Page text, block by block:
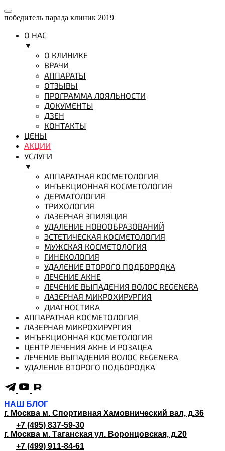
победитель парада клиник 2019
О НАС
▼
О КЛИНИКЕ
ВРАЧИ
АППАРАТЫ
ОТЗЫВЫ
ПРОГРАММА ЛОЯЛЬНОСТИ
ДОКУМЕНТЫ
ДЗЕН
КОНТАКТЫ
ЦЕНЫ
АКЦИИ
УСЛУГИ
▼
АППАРАТНАЯ КОСМЕТОЛОГИЯ
ИНЪЕКЦИОННАЯ КОСМЕТОЛОГИЯ
ДЕРМАТОЛОГИЯ
ТРИХОЛОГИЯ
ЛАЗЕРНАЯ ЭПИЛЯЦИЯ
УДАЛЕНИЕ НОВООБРАЗОВАНИЙ
ЭСТЕТИЧЕСКАЯ КОСМЕТОЛОГИЯ
МУЖСКАЯ КОСМЕТОЛОГИЯ
ГИНЕКОЛОГИЯ
УДАЛЕНИЕ ВТОРОГО ПОДБОРОДКА
ЛЕЧЕНИЕ АКНЕ
ЛЕЧЕНИЕ ВЫПАДЕНИЯ ВОЛОС REGENERA
ЛАЗЕРНАЯ МИКРОХИРУРГИЯ
ДИАГНОСТИКА
АППАРАТНАЯ КОСМЕТОЛОГИЯ
ЛАЗЕРНАЯ МИКРОХИРУРГИЯ
ИНЪЕКЦИОННАЯ КОСМЕТОЛОГИЯ
ЦЕНТР ЛЕЧЕНИЯ АКНЕ И РОЗАЦЕА
ЛЕЧЕНИЕ ВЫПАДЕНИЯ ВОЛОС REGENERA
УДАЛЕНИЕ ВТОРОГО ПОДБОРОДКА
НАШ БЛОГ
г. Москва м. Спортивная Хамовнический вал, д.36
+7 (495) 837-59-30
г. Москва м. Таганская ул. Воронцовская, д.20
+7 (499) 911-84-61